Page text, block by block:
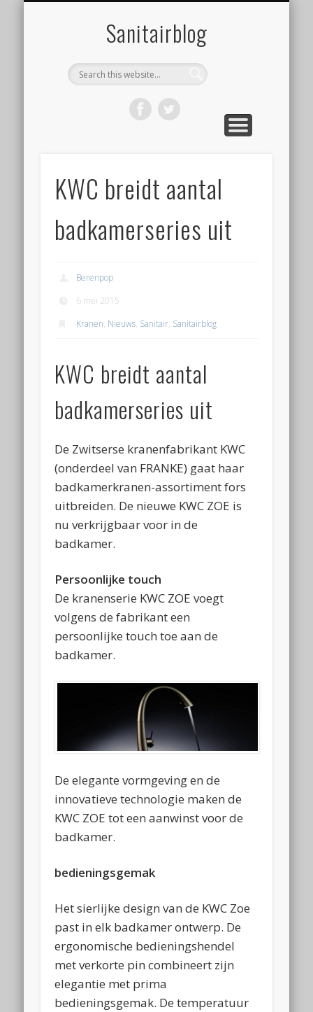
Sanitairblog
KWC breidt aantal
badkamerseries uit
Berenpop
6 mei 2015
Kranen, Nieuws, Sanitair, Sanitairblog
KWC breidt aantal
badkamerseries uit
De Zwitserse kranenfabrikant KWC
(onderdeel van FRANKE) gaat haar
badkamerkranen-assortiment fors
uitbreiden. De nieuwe KWC ZOE is
nu verkrijgbaar voor in de
badkamer.
Persoonlijke touch
De kranenserie KWC ZOE voegt
volgens de fabrikant een
persoonlijke touch toe aan de
badkamer.
De elegante vormgeving en de
innovatieve technologie maken de
KWC ZOE tot een aanwinst voor de
badkamer.
bedieningsgemak
Het sierlijke design van de KWC Zoe
past in elk badkamer ontwerp. De
ergonomische bedieningshendel
met verkorte pin combineert zijn
elegantie met prima
bedieningsgemak. De temperatuur